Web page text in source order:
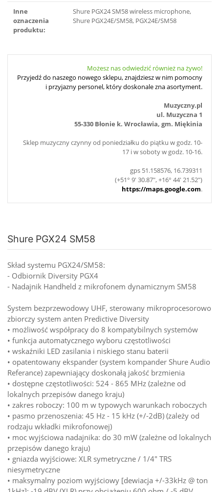
Inne
oznaczenia
produktu:
Shure PGX24 SM58 wireless microphone,
Shure PGX24E/SM58, PGX24E/SM58
Możesz nas odwiedzić również na żywo!
Przyjedź do naszego nowego sklepu, znajdziesz w nim pomocny
i przyjazny personel, który doskonale zna asortyment.
Muzyczny.pl
ul. Muzyczna 1
55-330 Błonie k. Wrocławia, gm. Miękinia
Sklep muzyczny czynny od poniedziałku do piątku w godz. 10-
17 i w soboty w godz. 10-16.
gps 51.158576, 16.739311
(+51° 9' 30.87", +16° 44' 21.52")
https://maps.google.com.
Shure PGX24 SM58
Skład systemu PGX24/SM58:
- Odbiornik Diversity PGX4
- Nadajnik Handheld z mikrofonem dynamicznym SM58
System bezprzewodowy UHF, sterowany mikroprocesorowo
zbiorczy system anten Predictive Diversity
• możliwość współpracy do 8 kompatybilnych systemów
• funkcja automatycznego wyboru częstotliwości
• wskaźniki LED zasilania i niskiego stanu baterii
• opatentowany ekspander (system kompander Shure Audio
Referance) zapewniający doskonałą jakość brzmienia
• dostępne częstotliwości: 524 - 865 MHz (zależne od
lokalnych przepisów danego kraju)
• zakres roboczy: 100 m w typowych warunkach roboczych
• pasmo przenoszenia: 45 Hz - 15 kHz (+/-2dB) (zależy od
rodzaju wkładki mikrofonowej)
• moc wyjściowa nadajnika: do 30 mW (zależne od lokalnych
przepisów danego kraju)
• gniazda wyjściowe: XLR symetryczne / 1/4" TRS
niesymetryczne
• maksymalny poziom wyjściowy [dewiacja +/-33kHz @ ton